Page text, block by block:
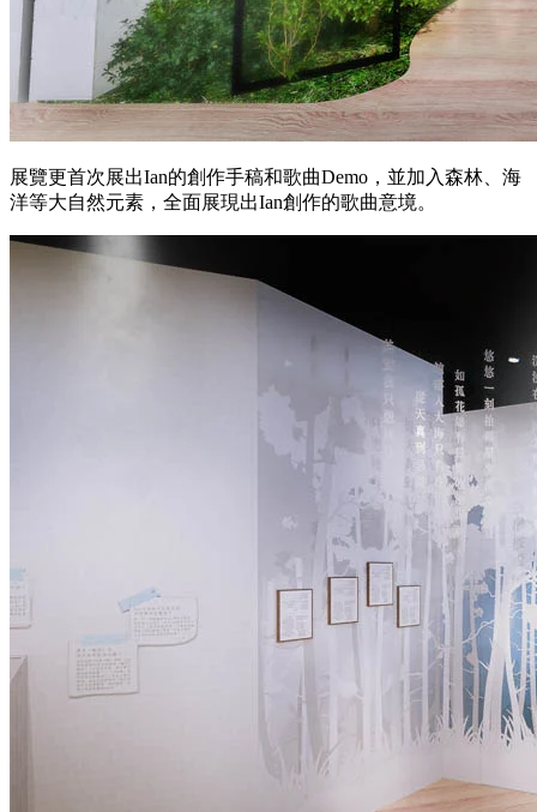
展覽更首次展出Ian的創作手稿和歌曲Demo，並加入森林、海
洋等大自然元素，全面展現出Ian創作的歌曲意境。